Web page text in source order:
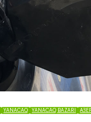
YANACAQ YANACAQ BAZARI